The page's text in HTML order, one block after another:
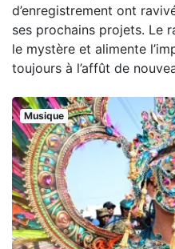
d’enregistrement ont
ses prochains projets. Le
le mystère et alimente
toujours à l’affût de
Musique